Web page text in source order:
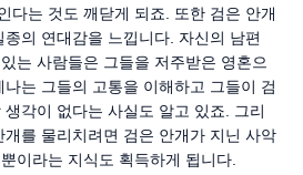
다는 것도 깨닫게 되죠. 또한 검은 안개
의 연대감을 느낍니다. 자신의 남편
는 사람들은 그들을 저주받은 영혼으
는 그들의 고통을 이해하고 그들이 검
각이 없다는 사실도 알고 있죠. 그리
를 물리치려면 검은 안개가 지닌 사악
이라는 지식도 획득하게 됩니다.